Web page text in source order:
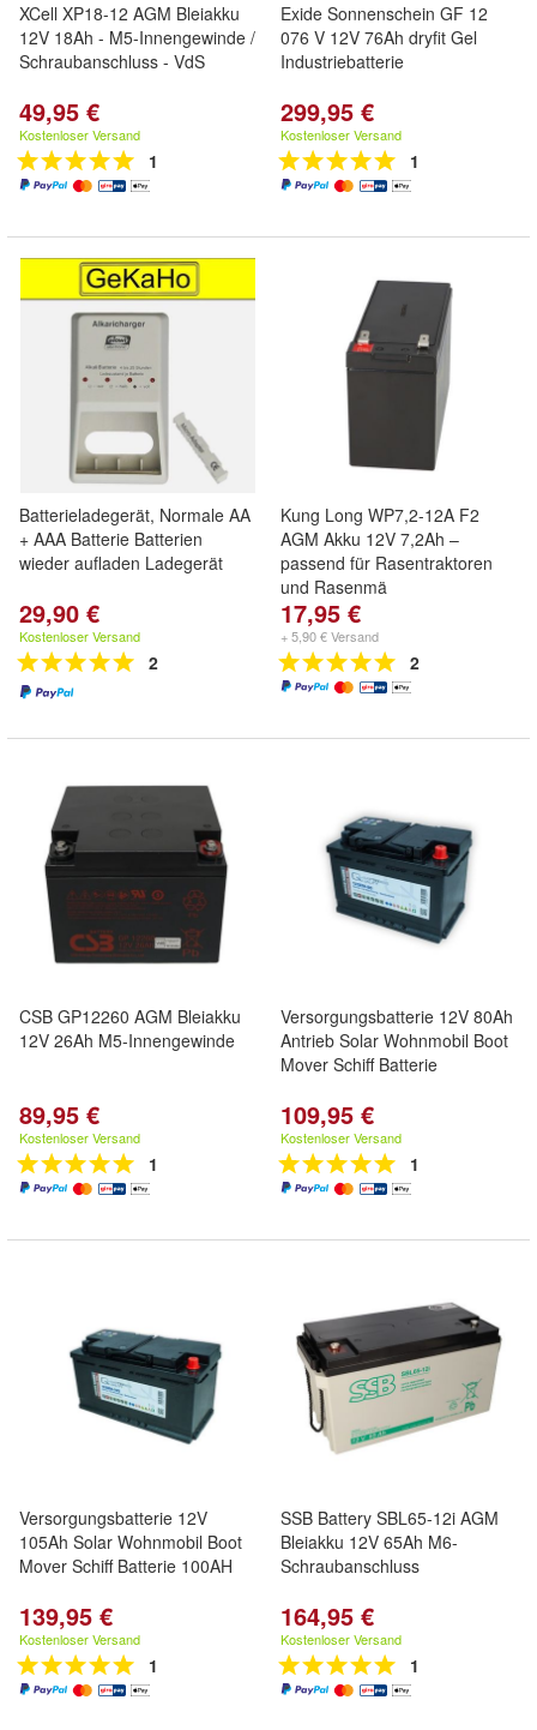
XCell XP18-12 AGM Bleiakku
12V 18Ah - M5-Innengewinde /
Schraubanschluss - VdS
49,95 €
Kostenloser Versand
1
Exide Sonnenschein GF 12
076 V 12V 76Ah dryfit Gel
Industriebatterie
299,95 €
Kostenloser Versand
1
Batterieladegerät, Normale AA
+ AAA Batterie Batterien
wieder aufladen Ladegerät
29,90 €
Kostenloser Versand
2
Kung Long WP7,2-12A F2
AGM Akku 12V 7,2Ah –
passend für Rasentraktoren
und Rasenmä
17,95 €
+ 5,90 € Versand
2
CSB GP12260 AGM Bleiakku
12V 26Ah M5-Innengewinde
89,95 €
Kostenloser Versand
1
Versorgungsbatterie 12V 80Ah
Antrieb Solar Wohnmobil Boot
Mover Schiff Batterie
109,95 €
Kostenloser Versand
1
Versorgungsbatterie 12V
105Ah Solar Wohnmobil Boot
Mover Schiff Batterie 100AH
139,95 €
Kostenloser Versand
1
SSB Battery SBL65-12i AGM
Bleiakku 12V 65Ah M6-
Schraubanschluss
164,95 €
Kostenloser Versand
1